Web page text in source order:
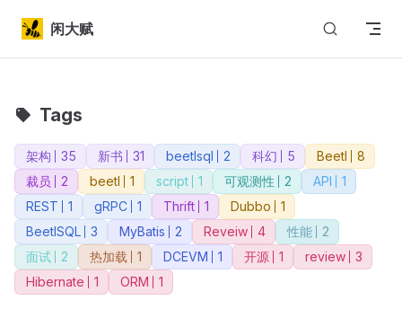
Skip to content
闲大赋
Tags
架构 35 新书 31 beetlsql 2 科幻 5 Beetl
8
裁员
2 beetl 1 script 1 可观测性 2 API
1
REST
1 gRPC 1 Thrift 1 Dubbo
1
BeetlSQL
3 MyBatis 2 Reveiw 4 性能
2
面试
2 热加载 1 DCEVM 1 开源 1 review
3
Hibernate
1 ORM 1